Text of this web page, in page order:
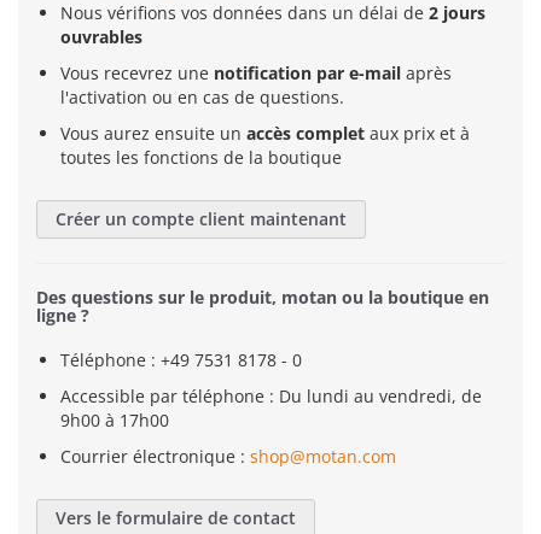
Nous vérifions vos données dans un délai de 2 jours
ouvrables
Vous recevrez une notification par e-mail après
l'activation ou en cas de questions.
Vous aurez ensuite un accès complet aux prix et à
toutes les fonctions de la boutique
Créer un compte client maintenant
Des questions sur le produit, motan ou la boutique en
ligne ?
Téléphone : +49 7531 8178 - 0
Accessible par téléphone : Du lundi au vendredi, de
9h00 à 17h00
Courrier électronique : shop@motan.com
Vers le formulaire de contact